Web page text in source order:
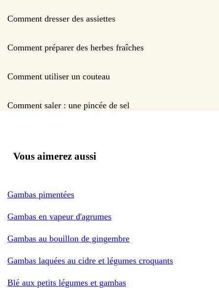
Comment dresser des assiettes
Comment préparer des herbes fraîches
Comment utiliser un couteau
Comment saler : une pincée de sel
Vous aimerez aussi
Gambas pimentées
Gambas en vapeur d'agrumes
Gambas au bouillon de gingembre
Gambas laquées au cidre et légumes croquants
Blé aux petits légumes et gambas